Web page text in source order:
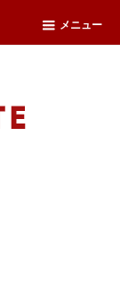
メニュー